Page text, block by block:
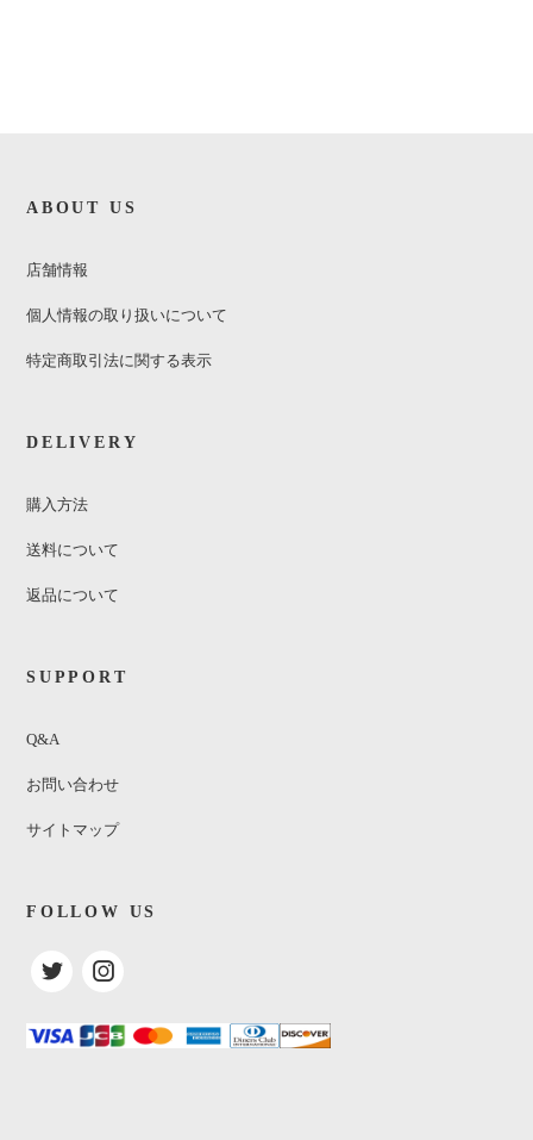
ABOUT US
店舗情報
個人情報の取り扱いについて
特定商取引法に関する表示
DELIVERY
購入方法
送料について
返品について
SUPPORT
Q&A
お問い合わせ
サイトマップ
FOLLOW US